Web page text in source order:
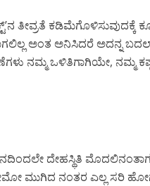
ತೀವ್ರತೆ ಕಡಿಮೆಗೊಳಿಸುವುದಕ್ಕೆ
ಅಂತ ಅನಿಸಿದರೆ ಅದನ್ನ
ನಮ್ಮ ಒಳಿತಿಗಾಗಿಯೇ, ನಮ್ಮ
ದೇಹಸ್ಥಿತಿ
ಮುಗಿದ ನಂತರ ಎಲ್ಲ ಸರಿ